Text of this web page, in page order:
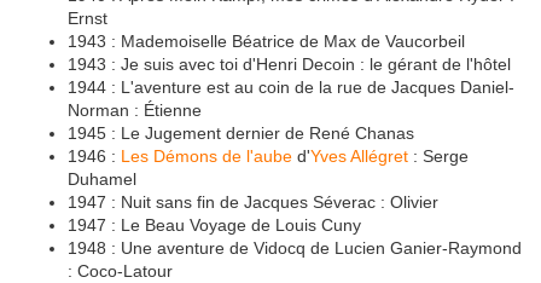
Ernst
1943 : Mademoiselle Béatrice de Max de Vaucorbeil
1943 : Je suis avec toi d'Henri Decoin : le gérant de l'hôtel
1944 : L'aventure est au coin de la rue de Jacques Daniel-
Norman : Étienne
1945 : Le Jugement dernier de René Chanas
1946 : Les Démons de l'aube d'Yves Allégret : Serge
Duhamel
1947 : Nuit sans fin de Jacques Séverac : Olivier
1947 : Le Beau Voyage de Louis Cuny
1948 : Une aventure de Vidocq de Lucien Ganier-Raymond
: Coco-Latour